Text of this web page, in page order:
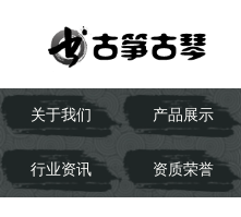
关于我们 产品展示
行业资讯 资质荣誉